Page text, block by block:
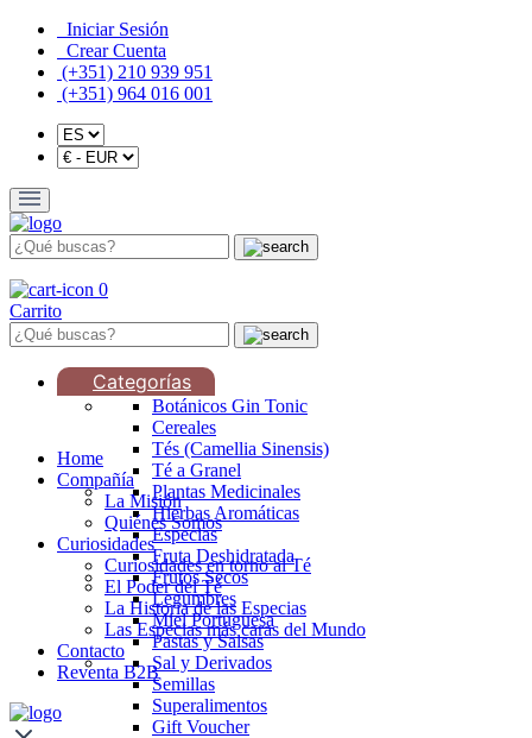
Iniciar Sesión
Crear Cuenta
(+351) 210 939 951
(+351) 964 016 001
0
Carrito
Categorías
Botánicos Gin Tonic
Cereales
Tés (Camellia Sinensis)
Té a Granel
Plantas Medicinales
Hierbas Aromáticas
Especias
Fruta Deshidratada
Frutos Secos
Legumbres
Miel Portuguesa
Pastas y Salsas
Sal y Derivados
Semillas
Superalimentos
Gift Voucher
Home
Compañía
La Misión
Quiénes Somos
Curiosidades
Curiosidades en torno al Té
El Poder del Té
La Historia de las Especias
Las Especias más caras del Mundo
Contacto
Reventa B2B